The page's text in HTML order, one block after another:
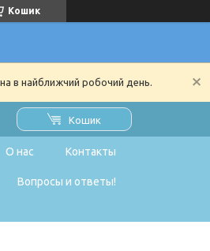
Кошик
в найближчий робочий день.
Кошик
О нас Контакты
Вопросы и ответы!